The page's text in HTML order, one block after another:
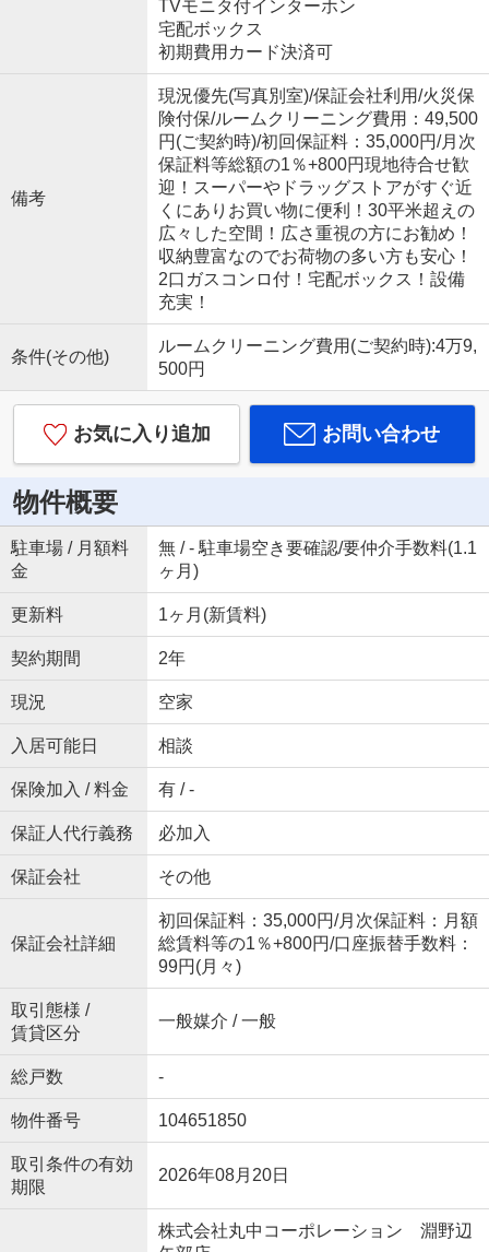
TVモニタ付インターホン
宅配ボックス
初期費用カード決済可
備考
現況優先(写真別室)/保証会社利用/火災保
険付保/ルームクリーニング費用：49,500
円(ご契約時)/初回保証料：35,000円/月次
保証料等総額の1％+800円現地待合せ歓
迎！スーパーやドラッグストアがすぐ近
くにありお買い物に便利！30平米超えの
広々した空間！広さ重視の方にお勧め！
収納豊富なのでお荷物の多い方も安心！
2口ガスコンロ付！宅配ボックス！設備
充実！
条件(その他)
ルームクリーニング費用(ご契約時):4万9,
500円
お気に入り追加 お問い合わせ
物件概要
駐車場 / 月額料
金
無 / - 駐車場空き要確認/要仲介手数料(1.1
ヶ月)
更新料 1ヶ月(新賃料)
契約期間 2年
現況 空家
入居可能日 相談
保険加入 / 料金 有 / -
保証人代行義務 必加入
保証会社 その他
保証会社詳細
初回保証料：35,000円/月次保証料：月額
総賃料等の1％+800円/口座振替手数料：
99円(月々)
取引態様 /
賃貸区分
一般媒介 / 一般
総戸数 -
物件番号 104651850
取引条件の有効
期限
2026年08月20日
株式会社丸中コーポレーション 淵野辺